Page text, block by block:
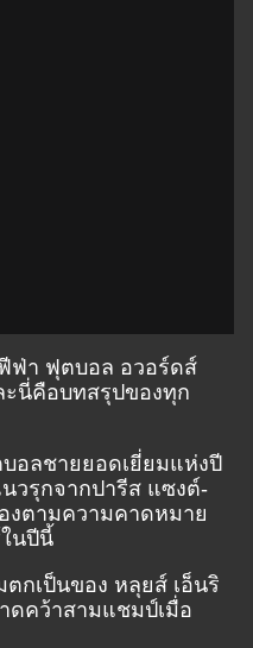
ฟ่า ฟุตบอล อวอร์ดส์
ะนี่คือบทสรุปของทุก
อลชายยอดเยี่ยมแห่งปี
วรุกจากปารีส แซงต์-
งตามความคาดหมาย
นปีนี้
กเป็นของ หลุยส์ เอ็นริ
ดคว้าสามแชมป์เมื่อ